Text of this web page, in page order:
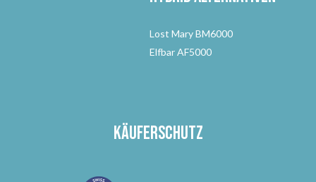
Lost Mary BM6000
Elfbar AF5000
Käuferschutz